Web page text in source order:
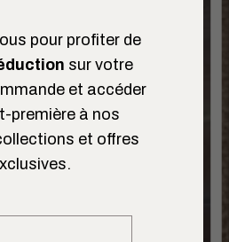
pour profiter de
sur votre
et accéder
première à nos
et offres